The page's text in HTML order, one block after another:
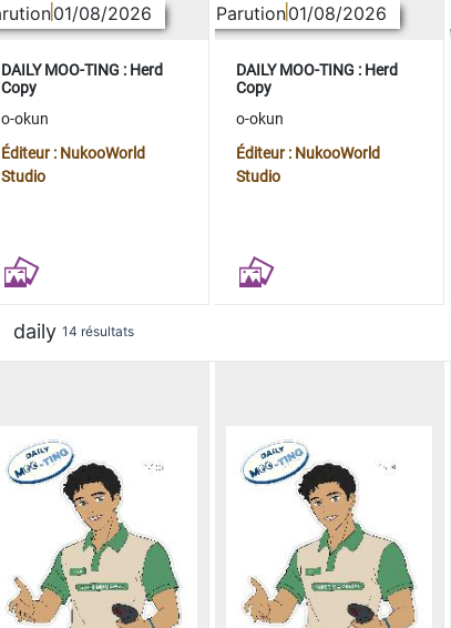
01/08/2026
DAILY MOO-TING : Herd
Copy
o-okun
Éditeur : NukooWorld
Studio
Parution01/08/2026
DAILY MOO-TING : Herd
Copy
o-okun
Éditeur : NukooWorld
Studio
daily 14 résultats